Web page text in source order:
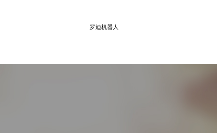
罗迪机器人